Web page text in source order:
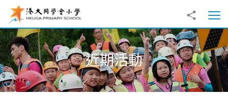
跳至主內容
分享到
打
近期活動